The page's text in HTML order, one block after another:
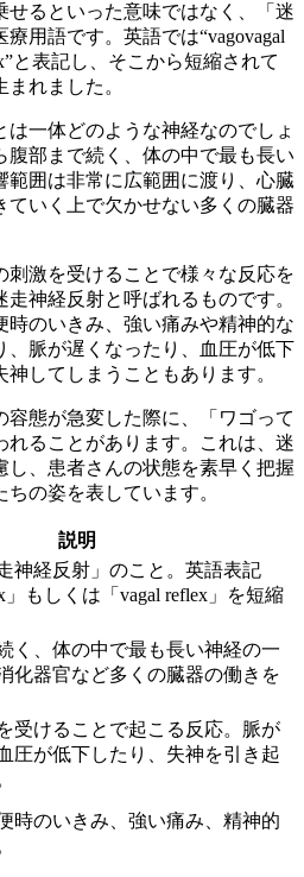
るといった意味ではなく、
「迷
療用語です。英語では“vagovagal
と表記し、そこから短縮されて
まれました。
一体どのような神経なのでしょ
腹部まで続く、体の中で最も長い
範囲は非常に広範囲に渡り、心臓
ていく上で欠かせない多くの臓器
刺激を受けることで様々な反応を
神経反射と呼ばれるものです。
時のいきみ、強い痛みや精神的な
、脈が遅くなったり、血圧が低下
してしまうこともあります。
容態が急変した際に、「ワゴって
れることがあります。これは、迷
し、患者さんの状態を素早く把握
の姿を表しています。
説明
神経反射」のこと。英語表記
」もしくは「vagal reflex」を短縮
く、体の中で最も長い神経の一
化器官など多くの臓器の働きを
受けることで起こる反応。脈が
圧が低下したり、失神を引き起
時のいきみ、強い痛み、精神的